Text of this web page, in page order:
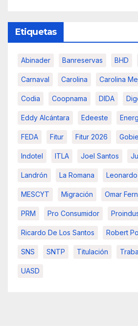
Etiquetas
Abinader Banreservas BHD
Carnaval Carolina Carolina
Codia Coopnama DIDA
Eddy Alcántara Edeeste
FEDA Fitur Fitur 2026
Indotel ITLA Joel Santos
Landrón La Romana
MESCYT Migración Omar
PRM Pro Consumidor
Ricardo De Los Santos Robert
SNS SNTP Titulación
UASD